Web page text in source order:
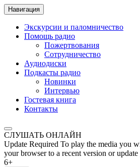
Навигация
Экскурсии и паломничество
Помощь радио
Пожертвования
Сотрудничество
Аудиодиски
Подкасты радио
Новинки
Интервью
Гостевая книга
Контакты
СЛУШАТЬ ОНЛАЙН
Update Required To play the media you
your browser to a recent version or
6+